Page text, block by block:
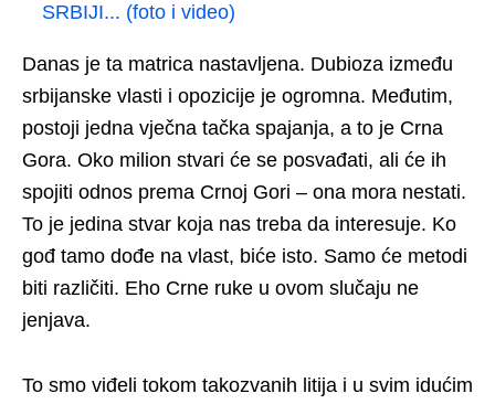
SRBIJI... (foto i video)
Danas je ta matrica nastavljena. Dubioza između
srbijanske vlasti i opozicije je ogromna. Međutim,
postoji jedna vječna tačka spajanja, a to je Crna
Gora. Oko milion stvari će se posvađati, ali će ih
spojiti odnos prema Crnoj Gori – ona mora nestati.
To je jedina stvar koja nas treba da interesuje. Ko
gođ tamo dođe na vlast, biće isto. Samo će metodi
biti različiti. Eho Crne ruke u ovom slučaju ne
jenjava.
To smo viđeli tokom takozvanih litija i u svim idućim